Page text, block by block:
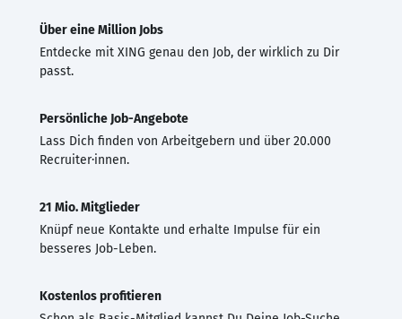
Über eine Million Jobs
Entdecke mit XING genau den Job, der wirklich zu Dir
passt.
Persönliche Job-Angebote
Lass Dich finden von Arbeitgebern und über 20.000
Recruiter·innen.
21 Mio. Mitglieder
Knüpf neue Kontakte und erhalte Impulse für ein
besseres Job-Leben.
Kostenlos profitieren